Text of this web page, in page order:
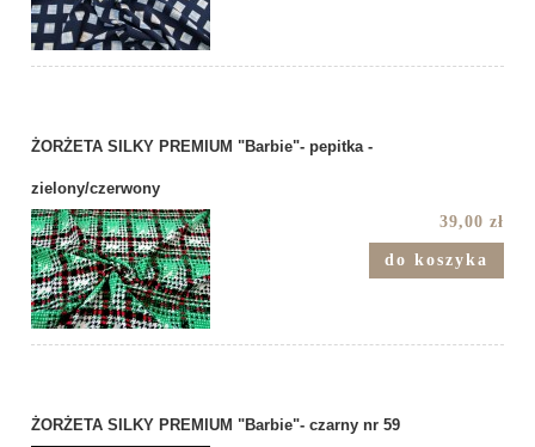
ŻORŻETA SILKY PREMIUM "Barbie"- pepitka -
zielony/czerwony
39,00 zł
do koszyka
ŻORŻETA SILKY PREMIUM "Barbie"- czarny nr 59